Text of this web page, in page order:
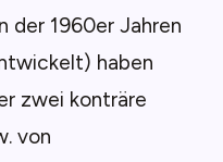
der 1960er Jahren
haben
zwei konträre
von